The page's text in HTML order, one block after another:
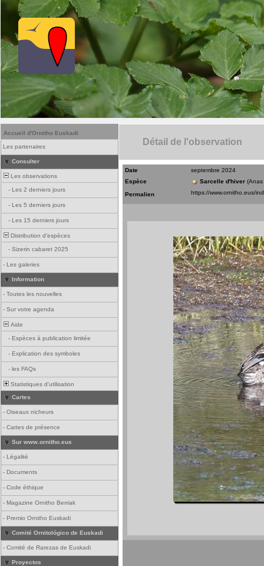
Accueil d'Ornitho Euskadi
Les partenaires
Consulter
Les observations
- Les 2 derniers jours
- Les 5 derniers jours
- Les 15 derniers jours
Distribution d'espèces
- Sizerin cabaret 2025
- Les galeries
Information
- Toutes les nouvelles
- Sur votre agenda
Aide
- Espèces à publication limitée
- Explication des symboles
- les FAQs
Statistiques d'utilisation
Cartes
- Oiseaux nicheurs
- Cartes de présence
Sur www.ornitho.eus
- Légalité
- Documents
- Code éthique
- Magazine Ornitho Berriak
- Premio Ornitho Euskadi
Comité Ornitológico de Euskadi
- Comité de Rarezas de Euskadi
Proyectos
Détail de l'observation
Date
septembre 2024
Espèce
Sarcelle d'hiver (Anas
Permalien